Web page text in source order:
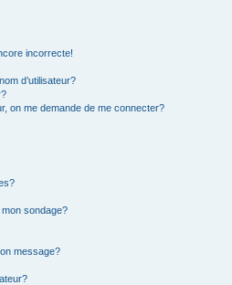
incorrecte!
d’utilisateur?
on me demande de me connecter?
mon sondage?
message?